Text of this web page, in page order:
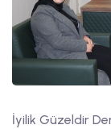
İyilik Güzeldir